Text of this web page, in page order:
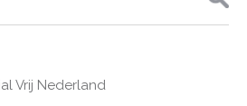
Vrij Nederland